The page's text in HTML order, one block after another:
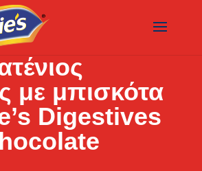
με μπισκότα
Digestives